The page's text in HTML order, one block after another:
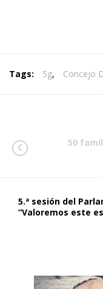
Tags: 5g, Concejo
50
5.ª sesión del
“Valoremos este